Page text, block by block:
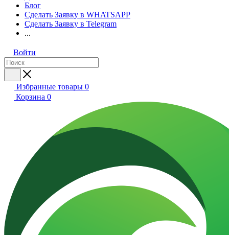
Блог
Сделать Заявку в WHATSAPP
Сделать Заявку в Telegram
...
Войти
Избранные товары 0
Корзина 0